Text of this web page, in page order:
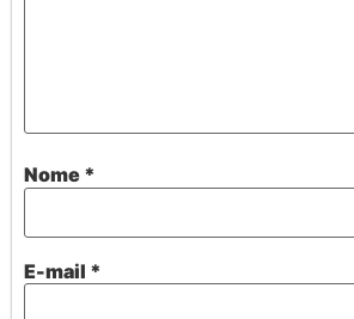
Nome *
E-mail *